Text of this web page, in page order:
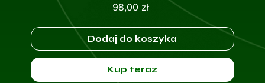
98,00 złCena
Dodaj do koszyka
Kup teraz